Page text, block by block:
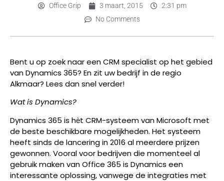
Office Grip 3 maart, 2015
2:31 pm
No Comments
Bent u op zoek naar een CRM specialist op het gebied
van Dynamics 365? En zit uw bedrijf in de regio
Alkmaar? Lees dan snel verder!
Wat is Dynamics?
Dynamics 365 is hѐt CRM-systeem van Microsoft met
de beste beschikbare mogelijkheden. Het systeem
heeft sinds de lancering in 2016 al meerdere prijzen
gewonnen. Vooral voor bedrijven die momenteel al
gebruik maken van Office 365 is Dynamics een
interessante oplossing, vanwege de integraties met